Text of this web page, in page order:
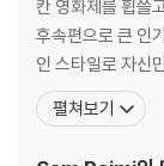
3) 일부 PC 연결형
생이 불가능한 경우
며, ODD 사용으로
생할 수 있음을 알려
nue_ 클리브랜드-
ers _ 예고편 - TV
칸 영화제를 휩쓸
후속편으로 큰 인
인 스타일로 자신만의
더욱 정교해진
이더맨'만이 보여
펼쳐보기